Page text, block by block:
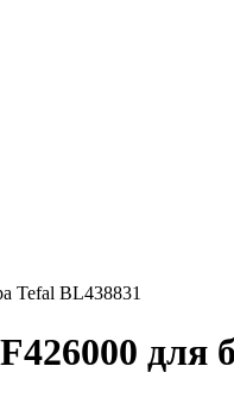
Tefal BL438831
для